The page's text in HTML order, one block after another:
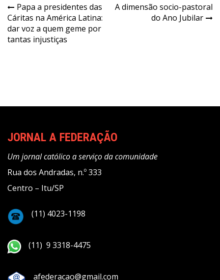
Navegação
de
Post
Papa a presidentes das
Cáritas na América Latina:
dar voz a quem geme por
tantas injustiças
A dimensão socio-pastoral
do Ano Jubilar
JORNAL A FEDERAÇÃO
Um jornal católico a serviço da comunidade
Rua dos Andradas, n.º 333
Centro – Itu/SP
(11) 4023-1198
(11) 9 3318-4475
afederacao@gmail.com